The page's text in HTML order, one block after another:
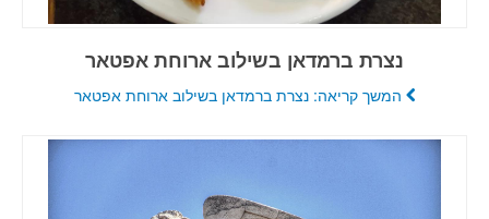
נצרת ברמדאן בשילוב ארוחת אפטאר
המשך קריאה: נצרת ברמדאן בשילוב ארוחת אפטאר